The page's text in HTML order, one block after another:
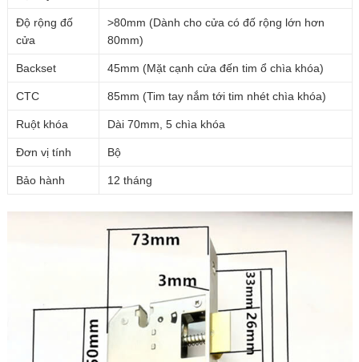
Độ rộng đố
cửa
>80mm (Dành cho cửa có đố rộng lớn hơn
80mm)
Backset 45mm (Mặt cạnh cửa đến tim ổ chìa khóa)
CTC 85mm (Tim tay nắm tới tim nhét chìa khóa)
Ruột khóa Dài 70mm, 5 chìa khóa
Đơn vị tính Bộ
Bảo hành 12 tháng